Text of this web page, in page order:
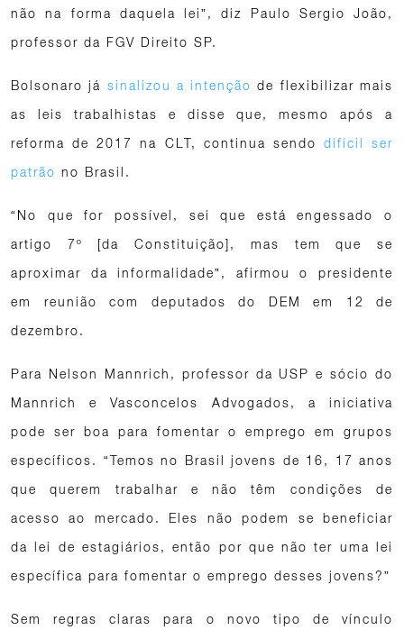
não na forma daquela lei”, diz Paulo Sergio João,
professor da FGV Direito SP.
Bolsonaro já sinalizou a intenção de flexibilizar mais
as leis trabalhistas e disse que, mesmo após a
reforma de 2017 na CLT, continua sendo difícil ser
patrão no Brasil.
“No que for possível, sei que está engessado o
artigo 7º [da Constituição], mas tem que se
aproximar da informalidade”, afirmou o presidente
em reunião com deputados do DEM em 12 de
dezembro.
Para Nelson Mannrich, professor da USP e sócio do
Mannrich e Vasconcelos Advogados, a iniciativa
pode ser boa para fomentar o emprego em grupos
específicos. “Temos no Brasil jovens de 16, 17 anos
que querem trabalhar e não têm condições de
acesso ao mercado. Eles não podem se beneficiar
da lei de estagiários, então por que não ter uma lei
específica para fomentar o emprego desses jovens?”
Sem regras claras para o novo tipo de vínculo